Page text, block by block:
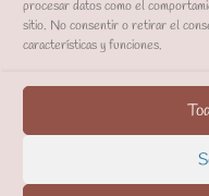
procesar datos como el
sitio. No consentir o retirar el
características y funciones.